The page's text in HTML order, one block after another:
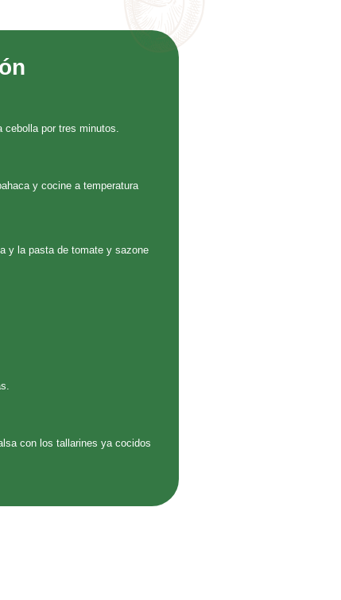
cebolla por tres minutos.
y cocine a temperatura
y la pasta de tomate y sazone
con los tallarines ya cocidos